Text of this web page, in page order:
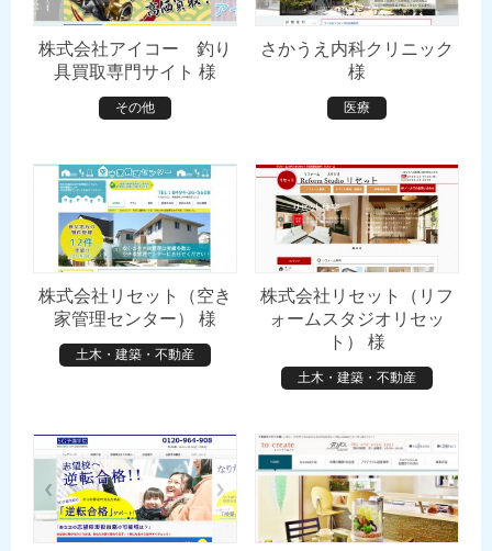
株式会社アイコー 釣り
具買取専門サイト 様
その他
さかうえ内科クリニック
様
医療
株式会社リセット（空き
家管理センター） 様
土木・建築・不動産
株式会社リセット（リフ
ォームスタジオリセッ
ト） 様
土木・建築・不動産